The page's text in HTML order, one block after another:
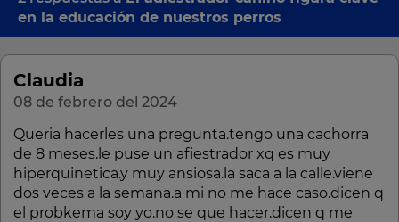
en la educación de nuestros perros
Claudia
08 de febrero del 2024
Queria hacerles una pregunta.tengo una cachorra
de 8 meses.le puse un afiestrador xq es muy
hiperquinetica.y muy ansiosa.la saca a la calle.viene
dos veces a la semana.a mi no me hace caso.dicen q
el probkema soy yo.no se que hacer.dicen q me